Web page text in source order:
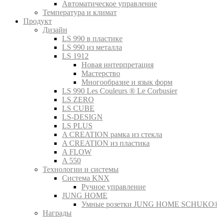
Автоматическое управление
Температура и климат
Продукт
Дизайн
LS 990 в пластике
LS 990 из металла
LS 1912
Новая интерпретация
Мастерство
Многообразие и язык форм
LS 990 Les Couleurs ® Le Corbusier
LS ZERO
LS CUBE
LS-DESIGN
LS PLUS
A CREATION рамка из стекла
A CREATION из пластика
A FLOW
A 550
Технологии и системы
Система KNX
Ручное управление
JUNG HOME
Умные розетки JUNG HOME
Награды